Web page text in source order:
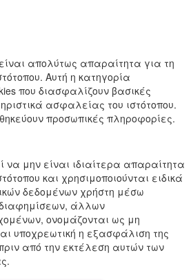
απολύτως απαραίτητα για τη
Αυτή η κατηγορία
που διασφαλίζουν βασικές
ασφαλείας του ιστότοπου.
προσωπικές πληροφορίες.
να μην είναι ιδιαίτερα απαραίτητα
και χρησιμοποιούνται ειδικά
δεδομένων χρήστη μέσω
άλλων
ονομάζονται ως μη
υποχρεωτική η εξασφάλιση της
από την εκτέλεση αυτών των